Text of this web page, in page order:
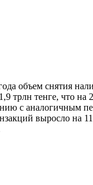
объем снятия
трлн тенге, что на
с аналогичным
выросло на